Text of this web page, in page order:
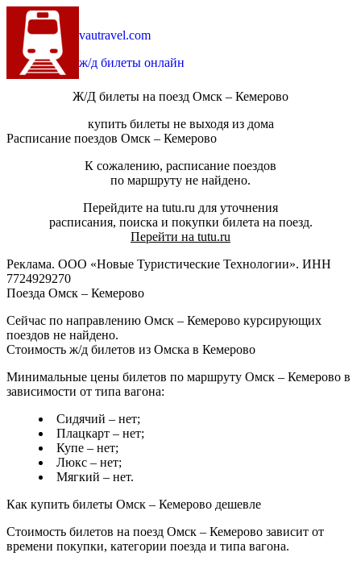
vautravel.com
ж/д билеты онлайн
Ж/Д билеты на поезд Омск – Кемерово
купить билеты не выходя из дома
Расписание поездов Омск – Кемерово
К сожалению, расписание поездов
по маршруту не найдено.
Перейдите на tutu.ru для уточнения
расписания, поиска и покупки билета на поезд.
Перейти на tutu.ru
Реклама. ООО «Новые Туристические Технологии». ИНН
7724929270
Поезда Омск – Кемерово
Сейчас по направлению Омск – Кемерово курсирующих
поездов не найдено.
Стоимость ж/д билетов из Омска в Кемерово
Минимальные цены билетов по маршруту Омск – Кемерово в
зависимости от типа вагона:
Сидячий – нет;
Плацкарт – нет;
Купе – нет;
Люкс – нет;
Мягкий – нет.
Как купить билеты Омск – Кемерово дешевле
Стоимость билетов на поезд Омск – Кемерово зависит от
времени покупки, категории поезда и типа вагона.